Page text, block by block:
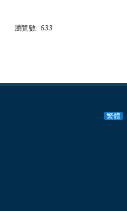
瀏覽數: 633
繁體